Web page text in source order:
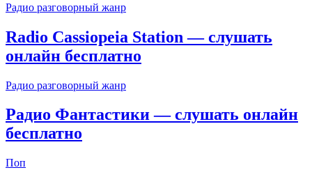
Радио разговорный жанр
Radio Cassiopeia Station — слушать
онлайн бесплатно
Радио разговорный жанр
Радио Фантастики — слушать онлайн
бесплатно
Поп